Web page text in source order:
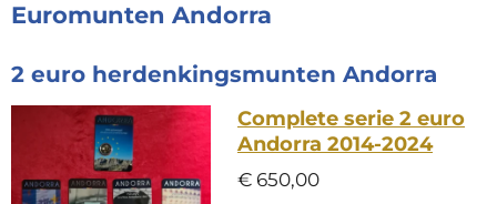
Euromunten Andorra
2 euro herdenkingsmunten Andorra
Complete serie 2 euro
Andorra 2014-2024
€ 650,00